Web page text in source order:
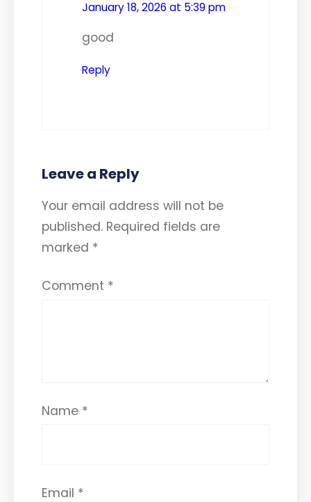
January 18, 2026 at 5:39 pm
good
Reply
Leave a Reply
Your email address will not be
published. Required fields are
marked *
Comment *
Name *
Email *